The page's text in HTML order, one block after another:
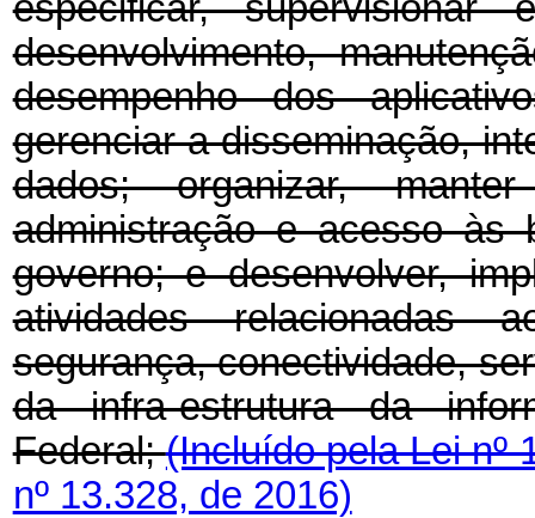
desenvolvimento,
desempenho dos
gerenciar a disseminação,
dados; organizar,
administração e acesso às
governo; e desenvolver,
atividades relacionadas
segurança, conectividade,
da infra-estrutura da
Federal;(Incluído pela Lei nº
nº 13.328, de 2016)